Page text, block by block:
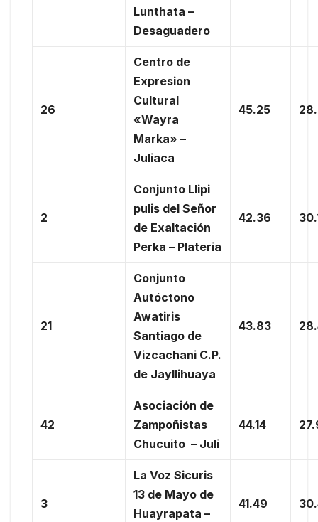
Lunthata –
Desaguadero
26
Centro de
Expresion
Cultural
«Wayra
Marka» –
Juliaca
45.25
2
Conjunto Llipi
pulis del Señor
de Exaltación
Perka – Plateria
42.36
21
Conjunto
Autóctono
Awatiris
Santiago de
Vizcachani C.P.
de Jayllihuaya
43.83
42
Asociación de
Zampoñistas
Chucuito – Juli
44.14
3
La Voz Sicuris
13 de Mayo de
Huayrapata –
41.49